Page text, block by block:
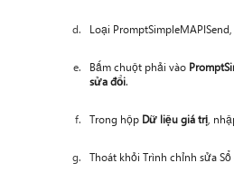
Loại
Bấm chuột phải vào
sửa đổi.
Trong hộp Dữ liệu giá trị,
Thoát khỏi Trình chỉnh sửa Sổ